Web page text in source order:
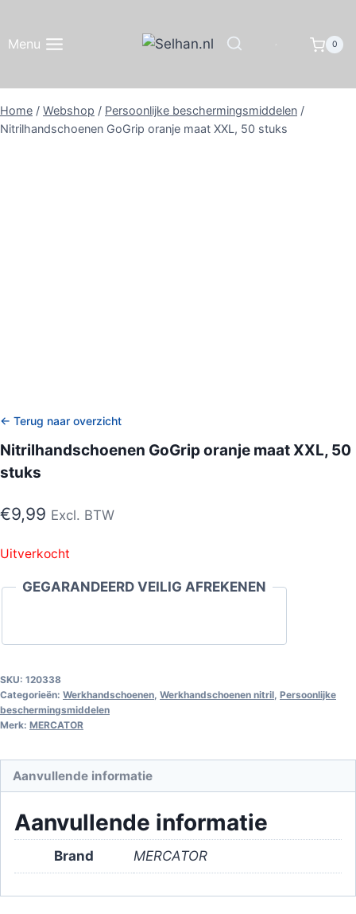
inhoud
Menu 0
Home / Webshop / Persoonlijke beschermingsmiddelen /
Nitrilhandschoenen GoGrip oranje maat XXL, 50 stuks
← Terug naar overzicht
Nitrilhandschoenen GoGrip oranje maat XXL, 50
stuks
€9,99 Excl. BTW
Uitverkocht
GEGARANDEERD VEILIG AFREKENEN
SKU: 120338
Categorieën: Werkhandschoenen, Werkhandschoenen nitril, Persoonlijke
beschermingsmiddelen
Merk: MERCATOR
Aanvullende informatie
Aanvullende informatie
Brand MERCATOR